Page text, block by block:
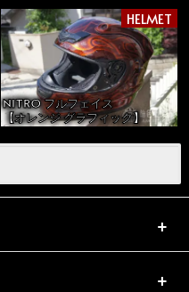
HELMET
NITRO フルフェイス
【オレンジ グラフィック】